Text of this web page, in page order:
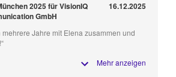
2025 für VisionIQ
GmbH
16.12.2025
mehrere Jahre mit Elena zusammen und
Mehr anzeigen